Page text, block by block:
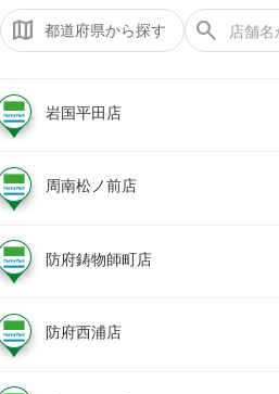
都道府県から探す
岩国平田店
周南松ノ前店
防府鋳物師町店
防府西浦店